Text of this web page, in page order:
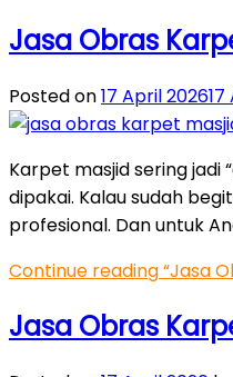
Jasa Obras
Posted on17 April 2026
Karpet masjid sering jadi
dipakai. Kalau sudah
profesional. Dan untuk
Continue reading“Jasa
Jasa Obras